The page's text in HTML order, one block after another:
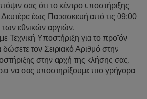
σας ότι το κέντρο υποστήριξης
Δευτέρα έως Παρασκευή από τις 09:00
των εθνικών αργιών.
Τεχνική Υποστήριξη για το προϊόν
δώσετε τον Σειριακό Αριθμό στην
στην αρχή της κλήσης σας.
να σας υποστηρίξουμε πιο γρήγορα